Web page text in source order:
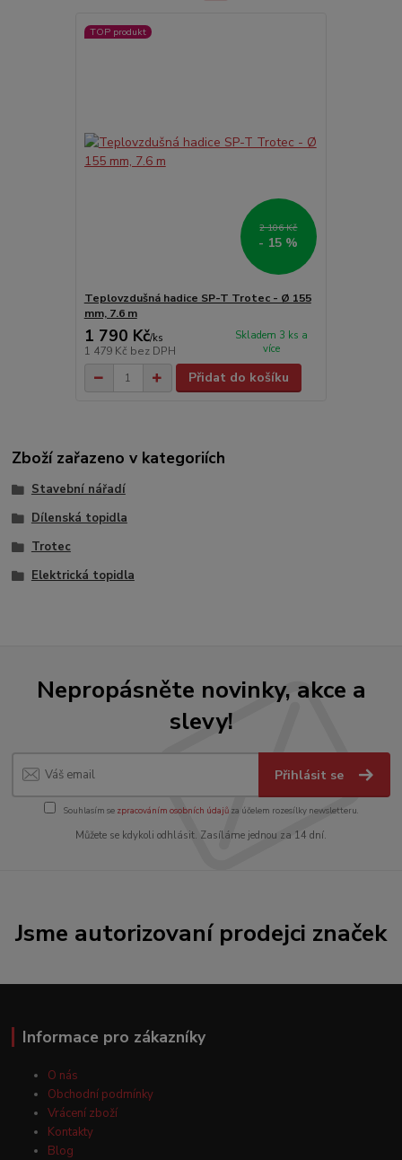
TOP produkt
2 106 Kč
- 15 %
Teplovzdušná hadice SP-T Trotec - Ø 155
mm, 7.6 m
1 790 Kč/ks
1 479 Kč bez DPH
Skladem 3 ks a
více
Přidat do košíku
Zboží zařazeno v kategoriích
Stavební nářadí
Dílenská topidla
Trotec
Elektrická topidla
Nepropásněte novinky, akce a
slevy!
Přihlásit se
Souhlasím se zpracováním osobních údajůza účelem rozesílky newsletteru.
Můžete se kdykoli odhlásit. Zasíláme jednou za 14 dní.
Jsme autorizovaní prodejci značek
Informace pro zákazníky
O nás
Obchodní podmínky
Vrácení zboží
Kontakty
Blog